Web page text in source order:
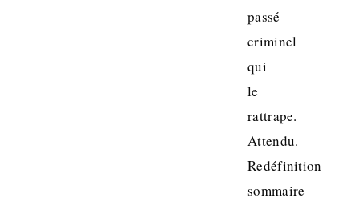
passé
criminel
qui
le
rattrape.
Attendu.
Redéfinition
sommaire